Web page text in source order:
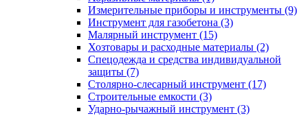
Измерительные приборы и инструменты (9)
Инструмент для газобетона (3)
Малярный инструмент (15)
Хозтовары и расходные материалы (2)
Спецодежда и средства индивидуальной
защиты (7)
Столярно-слесарный инструмент (17)
Строительные емкости (3)
Ударно-рычажный инструмент (3)